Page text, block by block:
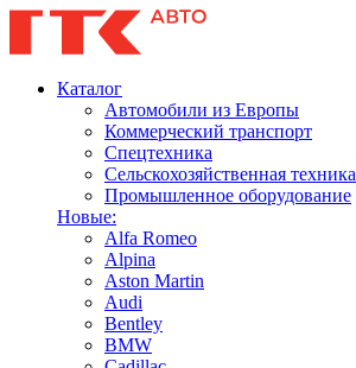
Каталог
Автомобили из Европы
Коммерческий транспорт
Спецтехника
Сельскохозяйственная техника
Промышленное оборудование
Новые:
Alfa Romeo
Alpina
Aston Martin
Audi
Bentley
BMW